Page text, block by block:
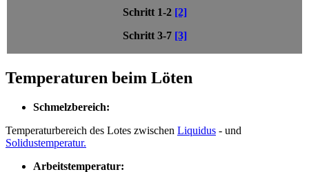
Schritt 1-2 [2]
Schritt 3-7 [3]
Temperaturen beim Löten
Schmelzbereich:
Temperaturbereich des Lotes zwischen Liquidus - und
Solidustemperatur.
Arbeitstemperatur: